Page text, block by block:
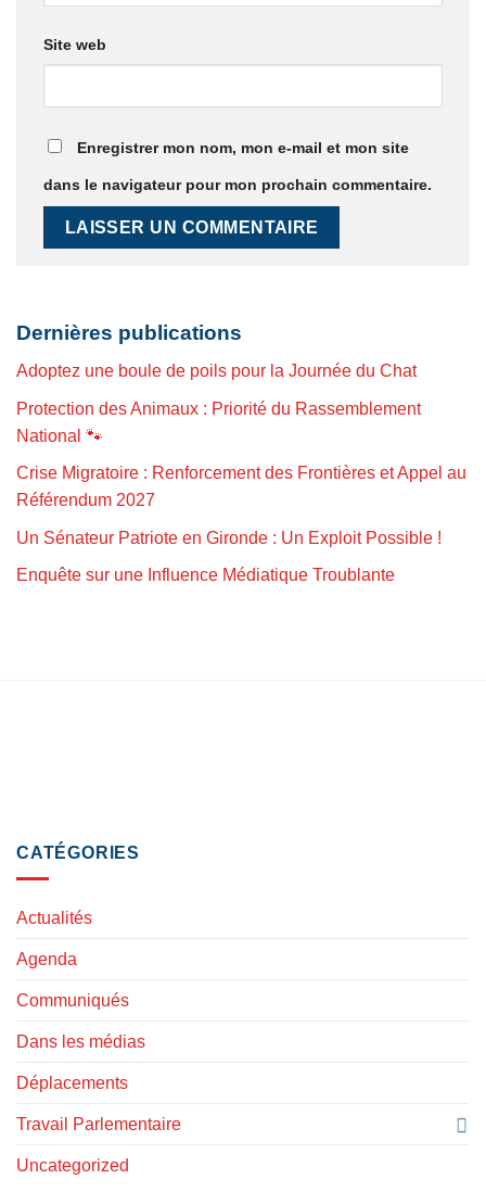
Site web
Enregistrer mon nom, mon e-mail et mon site
dans le navigateur pour mon prochain commentaire.
Dernières publications
Adoptez une boule de poils pour la Journée du Chat
Protection des Animaux : Priorité du Rassemblement
National 🐾
Crise Migratoire : Renforcement des Frontières et Appel au
Référendum 2027
Un Sénateur Patriote en Gironde : Un Exploit Possible !
Enquête sur une Influence Médiatique Troublante
CATÉGORIES
Actualités
Agenda
Communiqués
Dans les médias
Déplacements
Travail Parlementaire
Uncategorized